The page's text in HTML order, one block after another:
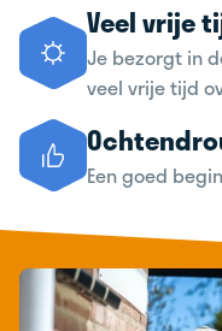
Veel vrije
Je bezorgt in
veel vrije tijd
Een goed